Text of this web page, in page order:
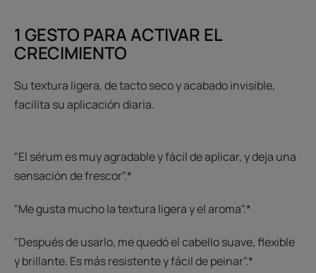
1 GESTO PARA ACTIVAR EL
CRECIMIENTO
Su textura ligera, de tacto seco y acabado invisible,
facilita su aplicación diaria.
"El sérum es muy agradable y fácil de aplicar, y deja una
sensación de frescor".*
"Me gusta mucho la textura ligera y el aroma".*
"Después de usarlo, me quedó el cabello suave, flexible
y brillante. Es más resistente y fácil de peinar".*